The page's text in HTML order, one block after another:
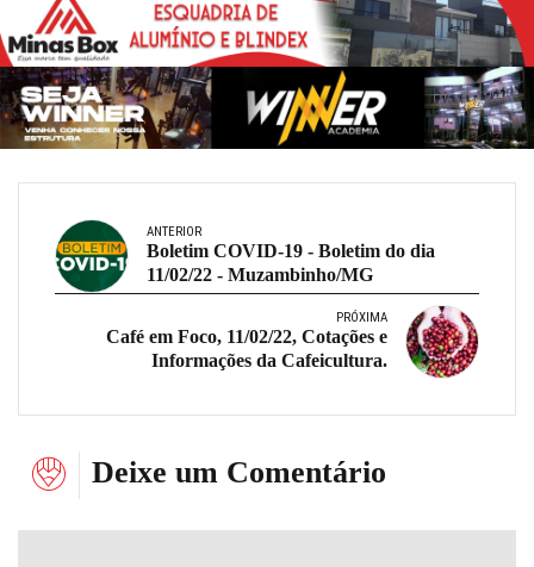
ANTERIOR
Boletim COVID-19 - Boletim do dia
11/02/22 - Muzambinho/MG
PRÓXIMA
Café em Foco, 11/02/22, Cotações e
Informações da Cafeicultura.
Deixe um Comentário